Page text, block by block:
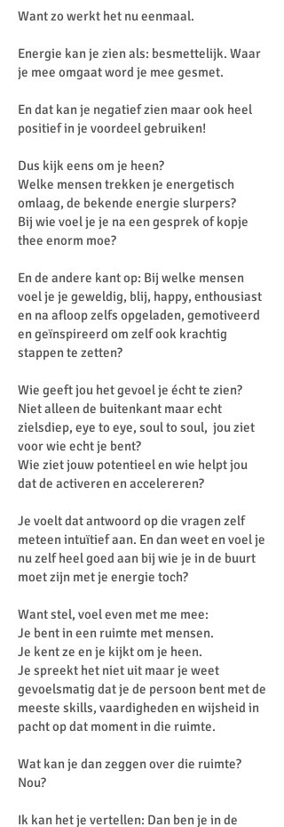
Want zo werkt het nu eenmaal.
Energie kan je zien als: besmettelijk. Waar
je mee omgaat word je mee gesmet.
En dat kan je negatief zien maar ook heel
positief in je voordeel gebruiken!
Dus kijk eens om je heen?
Welke mensen trekken je energetisch
omlaag, de bekende energie slurpers?
Bij wie voel je je na een gesprek of kopje
thee enorm moe?
En de andere kant op: Bij welke mensen
voel je je geweldig, blij, happy, enthousiast
en na afloop zelfs opgeladen, gemotiveerd
en geïnspireerd om zelf ook krachtig
stappen te zetten?
Wie geeft jou het gevoel je écht te zien?
Niet alleen de buitenkant maar echt
zielsdiep, eye to eye, soul to soul, jou ziet
voor wie echt je bent?
Wie ziet jouw potentieel en wie helpt jou
dat de activeren en accelereren?
Je voelt dat antwoord op die vragen zelf
meteen intuïtief aan. En dan weet en voel je
nu zelf heel goed aan bij wie je in de buurt
moet zijn met je energie toch?
Want stel, voel even met me mee:
Je bent in een ruimte met mensen.
Je kent ze en je kijkt om je heen.
Je spreekt het niet uit maar je weet
gevoelsmatig dat je de persoon bent met de
meeste skills, vaardigheden en wijsheid in
pacht op dat moment in die ruimte.
Wat kan je dan zeggen over die ruimte?
Nou?
Ik kan het je vertellen: Dan ben je in de